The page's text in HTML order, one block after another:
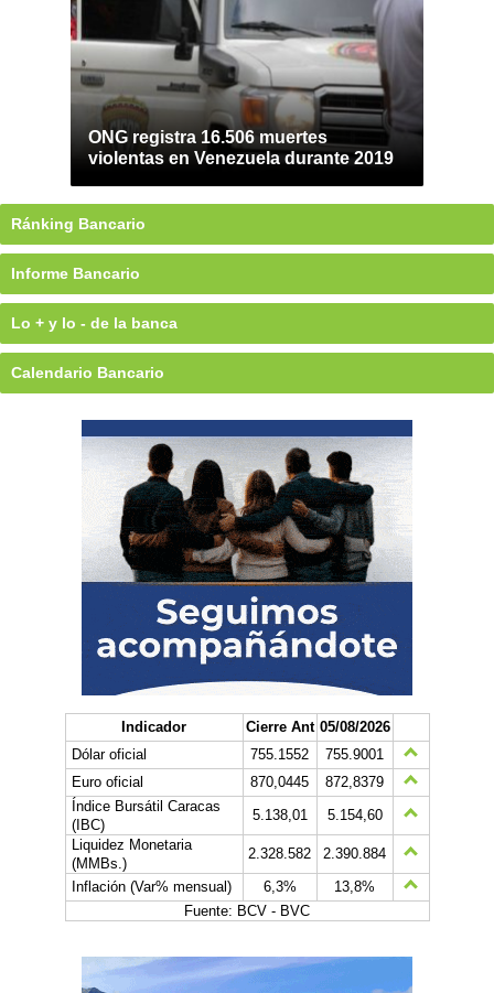
ONG registra 16.506 muertes
violentas en Venezuela durante 2019
Ránking Bancario
Informe Bancario
Lo + y lo - de la banca
Calendario Bancario
Indicador Cierre Ant 05/08/2026
Dólar oficial
755.1552
755.9001
Euro oficial
870,0445
872,8379
Índice Bursátil Caracas
(IBC)
5.138,01
5.154,60
Liquidez Monetaria
(MMBs.)
2.328.582
2.390.884
Inflación (Var% mensual)
6,3%
13,8%
Fuente: BCV - BVC